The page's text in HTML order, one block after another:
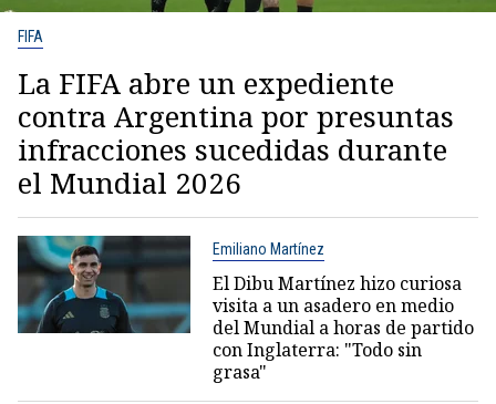
FIFA
La FIFA abre un expediente
contra Argentina por presuntas
infracciones sucedidas durante
el Mundial 2026
Emiliano Martínez
El Dibu Martínez hizo curiosa
visita a un asadero en medio
del Mundial a horas de partido
con Inglaterra: "Todo sin
grasa"